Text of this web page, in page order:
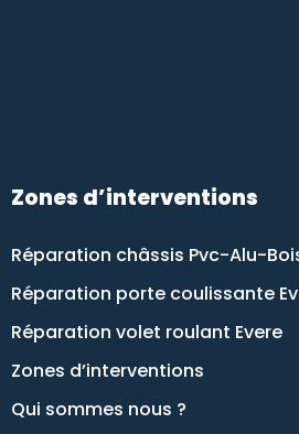
Zones d’interventions
Réparation châssis Pvc-Alu-
Réparation porte coulissante
Réparation volet roulant Evere
Zones d’interventions
Qui sommes nous ?